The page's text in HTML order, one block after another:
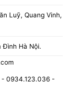
Luỹ, Quang Vinh,
Đình Hà Nội.
- 0934.123.036 -